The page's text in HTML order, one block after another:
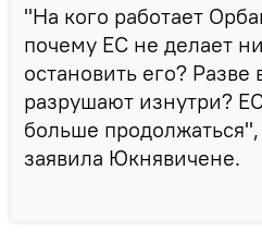
"На кого работает
почему ЕС не делает
остановить его?
разрушают изнутри?
больше
заявила Юкнявичене.